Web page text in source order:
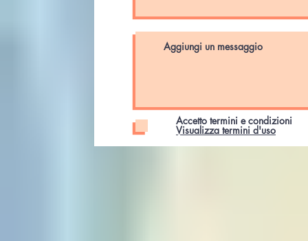
Accetto termini e condizioni
Visualizza termini d'uso